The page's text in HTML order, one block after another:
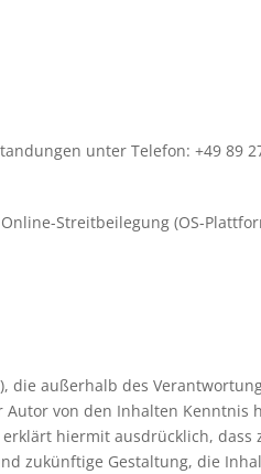
unter Telefon: +49 89
Streitbeilegung (OS-
die außerhalb des
von den Inhalten
hiermit ausdrücklich, dass
zukünftige Gestaltung, die